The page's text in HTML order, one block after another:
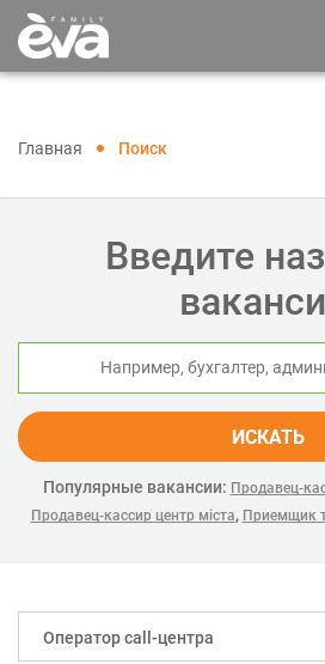
Главная Поиск
Введите
ИСКАТЬ
Популярные вакансии: Продавец-
Продавец-кассир центр міста, Приемщик
Оператор call-центра